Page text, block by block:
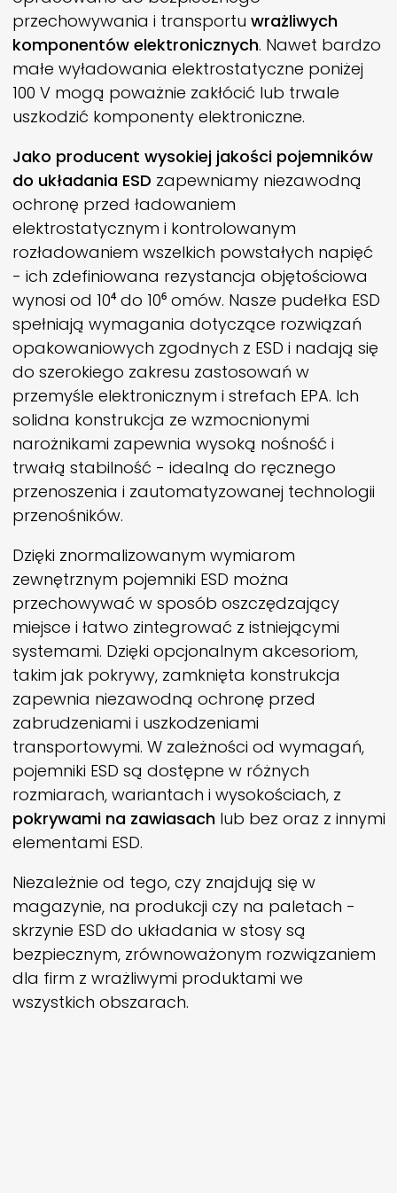
przechowywania i transportu wrażliwych
komponentów elektronicznych. Nawet bardzo
małe wyładowania elektrostatyczne poniżej
100 V mogą poważnie zakłócić lub trwale
uszkodzić komponenty elektroniczne.
Jako producent wysokiej jakości pojemników
do układania ESD zapewniamy niezawodną
ochronę przed ładowaniem
elektrostatycznym i kontrolowanym
rozładowaniem wszelkich powstałych napięć
- ich zdefiniowana rezystancja objętościowa
wynosi od 10⁴ do 10⁶ omów. Nasze pudełka ESD
spełniają wymagania dotyczące rozwiązań
opakowaniowych zgodnych z ESD i nadają się
do szerokiego zakresu zastosowań w
przemyśle elektronicznym i strefach EPA. Ich
solidna konstrukcja ze wzmocnionymi
narożnikami zapewnia wysoką nośność i
trwałą stabilność - idealną do ręcznego
przenoszenia i zautomatyzowanej technologii
przenośników.
Dzięki znormalizowanym wymiarom
zewnętrznym pojemniki ESD można
przechowywać w sposób oszczędzający
miejsce i łatwo zintegrować z istniejącymi
systemami. Dzięki opcjonalnym akcesoriom,
takim jak pokrywy, zamknięta konstrukcja
zapewnia niezawodną ochronę przed
zabrudzeniami i uszkodzeniami
transportowymi. W zależności od wymagań,
pojemniki ESD są dostępne w różnych
rozmiarach, wariantach i wysokościach, z
pokrywami na zawiasach lub bez oraz z innymi
elementami ESD.
Niezależnie od tego, czy znajdują się w
magazynie, na produkcji czy na paletach -
skrzynie ESD do układania w stosy są
bezpiecznym, zrównoważonym rozwiązaniem
dla firm z wrażliwymi produktami we
wszystkich obszarach.